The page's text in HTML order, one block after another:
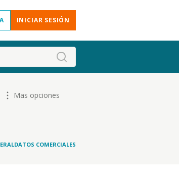
INICIAR SESIÓN
Mas opciones
DATOS COMERCIALES